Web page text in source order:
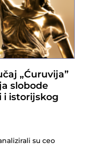
„Ćuruvija”
slobode
i istorijskog
su ceo